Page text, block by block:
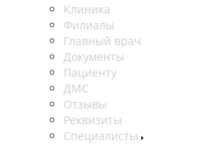
Клиника
Филиалы
Главный врач
Документы
Пациенту
ДМС
Отзывы
Реквизиты
Специалисты